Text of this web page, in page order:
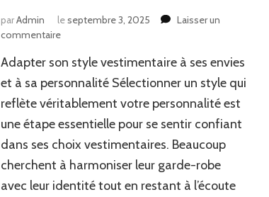
parAdmin leseptembre 3, 2025
Laisser un
commentairesur
recherchez-
vous
Découvrez
nos
conseils
pour
trouver
votre
Adapter son style vestimentaire à ses envies
et à sa personnalité Sélectionner un style qui
reflète véritablement votre personnalité est
une étape essentielle pour se sentir confiant
dans ses choix vestimentaires. Beaucoup
cherchent à harmoniser leur garde-robe
avec leur identité tout en restant à l’écoute